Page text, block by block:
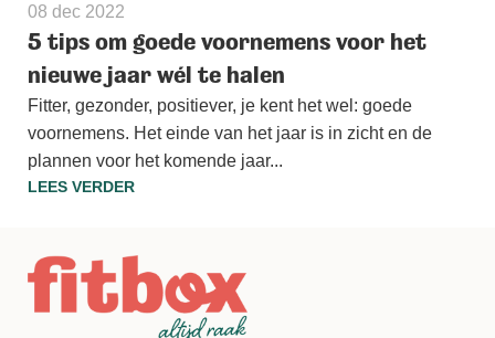
08 dec 2022
5 tips om goede voornemens voor het
nieuwe jaar wél te halen
Fitter, gezonder, positiever, je kent het wel: goede
voornemens. Het einde van het jaar is in zicht en de
plannen voor het komende jaar...
LEES VERDER